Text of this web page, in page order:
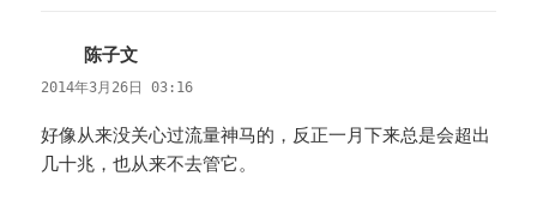
陈子文
道：
2014年3月26日 03:16
好像从来没关心过流量神马的，反正一月下来总是会超出
几十兆，也从来不去管它。